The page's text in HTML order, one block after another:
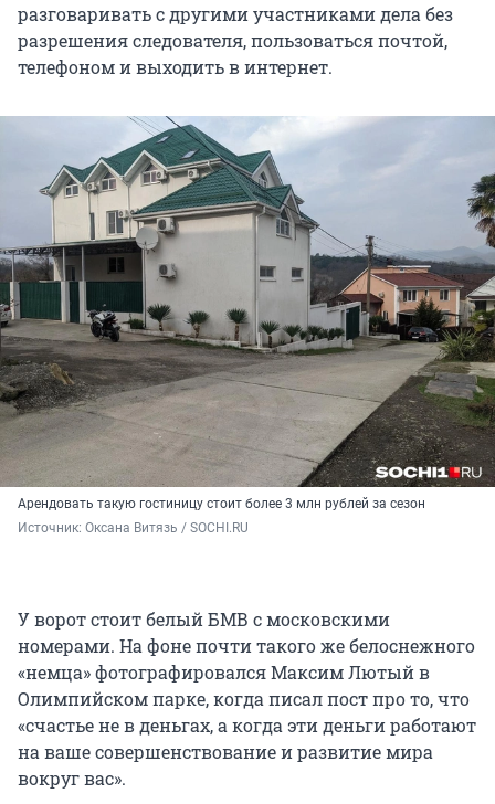
разговаривать с другими участниками дела без
разрешения следователя, пользоваться почтой,
телефоном и выходить в интернет.
Арендовать такую гостиницу стоит более 3 млн рублей за сезон
Источник: Оксана Витязь / SOCHI.RU
У ворот стоит белый БМВ с московскими
номерами. На фоне почти такого же белоснежного
«немца» фотографировался Максим Лютый в
Олимпийском парке, когда писал пост про то, что
«счастье не в деньгах, а когда эти деньги работают
на ваше совершенствование и развитие мира
вокруг вас».